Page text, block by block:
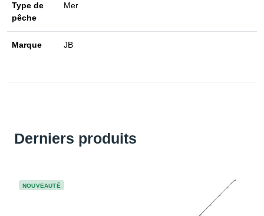
Type de
pêche
Mer
Marque JB
Derniers produits
NOUVEAUTÉ